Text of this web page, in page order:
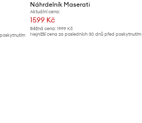
Náhrdelník Maserati
Aktuální cena:
1599 Kč
Běžná cena: 1999 Kč
Nejnižší cena za posledních 30 dnů před poskytnutím